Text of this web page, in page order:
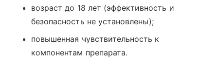
возраст до 18 лет (эффективность и
безопасность не установлены);
повышенная чувствительность к
компонентам препарата.